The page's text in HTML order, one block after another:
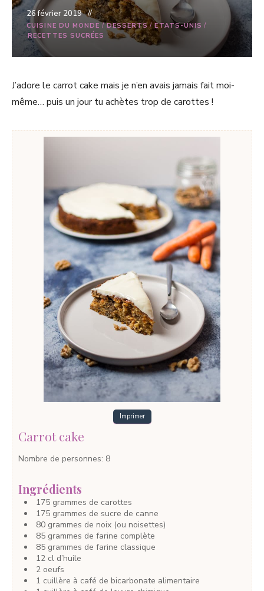
26 février 2019
CUISINE DU MONDE /DESSERTS/ ETATS-UNIS /
RECETTES SUCRÉES
J’adore le carrot cake mais je n’en avais jamais fait moi-
même… puis un jour tu achètes trop de carottes !
Imprimer
Carrot cake
Nombre de personnes: 8
Ingrédients
175 grammes de carottes
175 grammes de sucre de canne
80 grammes de noix (ou noisettes)
85 grammes de farine complète
85 grammes de farine classique
12 cl d’huile
2 oeufs
1 cuillère à café de bicarbonate alimentaire